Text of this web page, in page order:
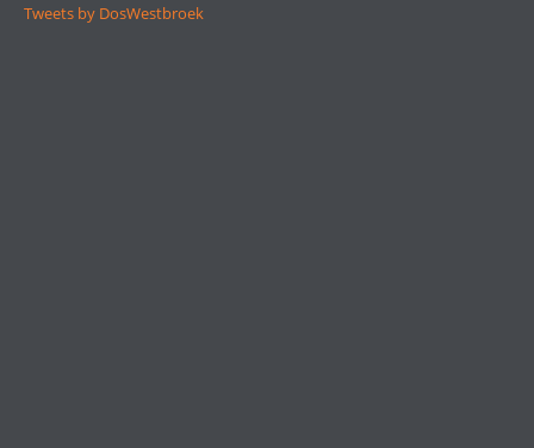
Tweets by DosWestbroek